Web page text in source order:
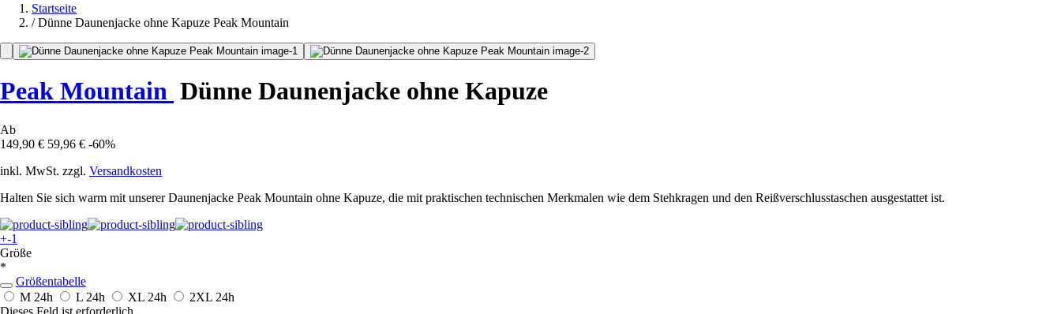
Startseite
/ Dünne Daunenjacke ohne Kapuze Peak Mountain
Peak Mountain Dünne Daunenjacke ohne Kapuze
Ab
149,90 € 59,96 € -60%
inkl. MwSt. zzgl. Versandkosten
Halten Sie sich warm mit unserer Daunenjacke Peak Mountain ohne Kapuze, die mit praktischen technischen Merkmalen wie dem Stehkragen und den Reißverschlusstaschen ausgestattet ist.
+-1
Größe
*
Größentabelle
M 24h L 24h XL 24h 2XL 24h
Dieses Feld ist erforderlich